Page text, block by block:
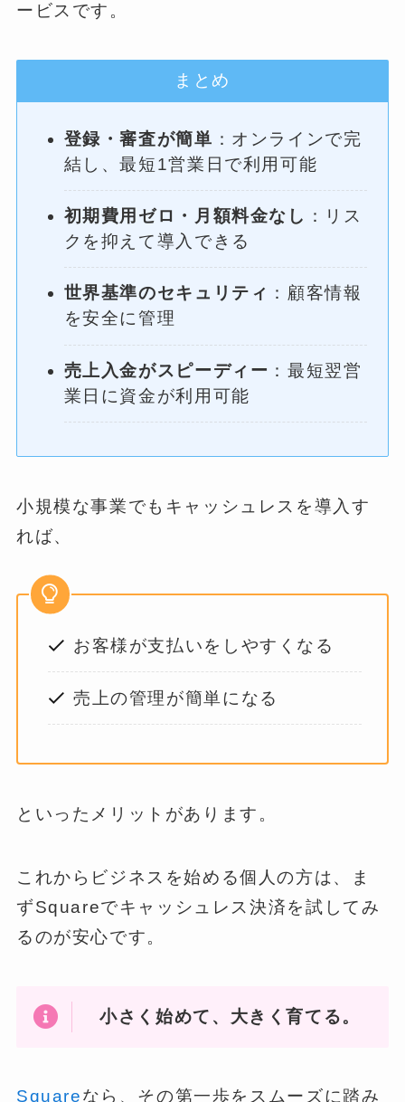
ービスです。
まとめ
登録・審査が簡単 ：オンラインで完
結し、最短1営業日で利用可能
初期費用ゼロ・月額料金なし ：リス
クを抑えて導入できる
世界基準のセキュリティ ：顧客情報
を安全に管理
売上入金がスピーディー ：最短翌営
業日に資金が利用可能
小規模な事業でもキャッシュレスを導入す
れば、
お客様が支払いをしやすくなる
売上の管理が簡単になる
といったメリットがあります。
これからビジネスを始める個人の方は、ま
ずSquareでキャッシュレス決済を試してみ
るのが安心です。
小さく始めて、大きく育てる。
Squareなら、その第一歩をスムーズに踏み